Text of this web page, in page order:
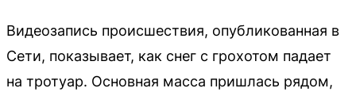
Видеозапись происшествия, опубликованная в
Сети, показывает, как снег с грохотом падает
на тротуар. Основная масса пришлась рядом,